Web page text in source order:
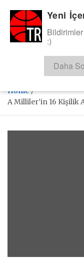
content
Sol dip çizgiden bir
Home
A Milliler’in 16 Kişilik
Yeni
:)
Daha